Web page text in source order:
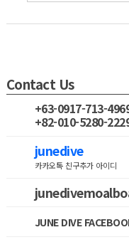
Contact Us
+63-0917-713-
+82-010-5280-
junedive
카카오톡 친구추가 아이디
JUNE DIVE